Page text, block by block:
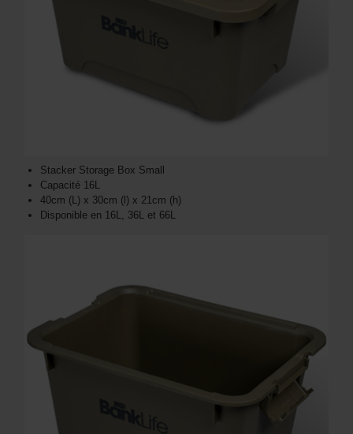
Stacker Storage Box Small
Capacité 16L
40cm (L) x 30cm (l) x 21cm (h)
Disponible en 16L, 36L et 66L